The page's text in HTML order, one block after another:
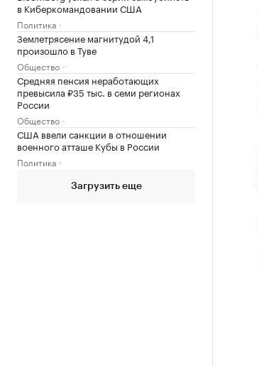
в Киберкомандовании США
Политика
Землетрясение магнитудой 4,1
произошло в Туве
Общество
Средняя пенсия неработающих
превысила ₽35 тыс. в семи регионах
России
Общество
США ввели санкции в отношении
военного атташе Кубы в России
Политика
Загрузить еще